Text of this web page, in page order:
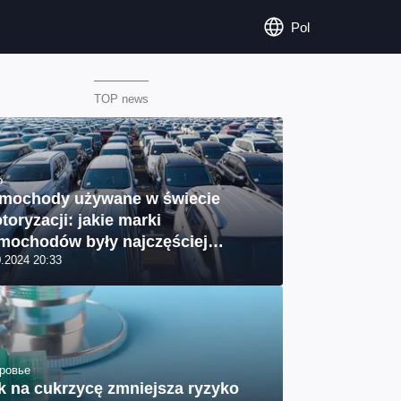
Pol
TOP news
używane w świecie
jakie marki
były najczęściej
przez Ukraińców we
20:33
na cukrzycę zmniejsza ryzyko